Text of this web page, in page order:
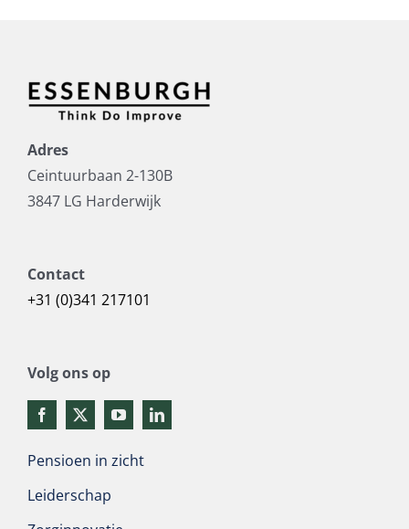
Adres
Ceintuurbaan 2-130B
3847 LG Harderwijk
Contact
+31 (0)341 217101
Volg ons op
Pensioen in zicht
Leiderschap